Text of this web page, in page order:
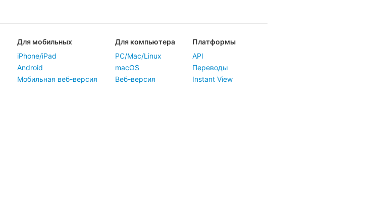
Для мобильных
iPhone/iPad
Android
Мобильная веб-версия
Для компьютера
PC/Mac/Linux
macOS
Веб-версия
Платформы
API
Переводы
Instant View